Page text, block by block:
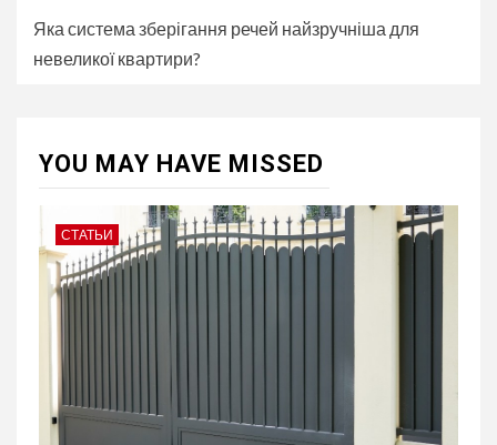
Яка система зберігання речей найзручніша для
невеликої квартири?
YOU MAY HAVE MISSED
СТАТЬИ